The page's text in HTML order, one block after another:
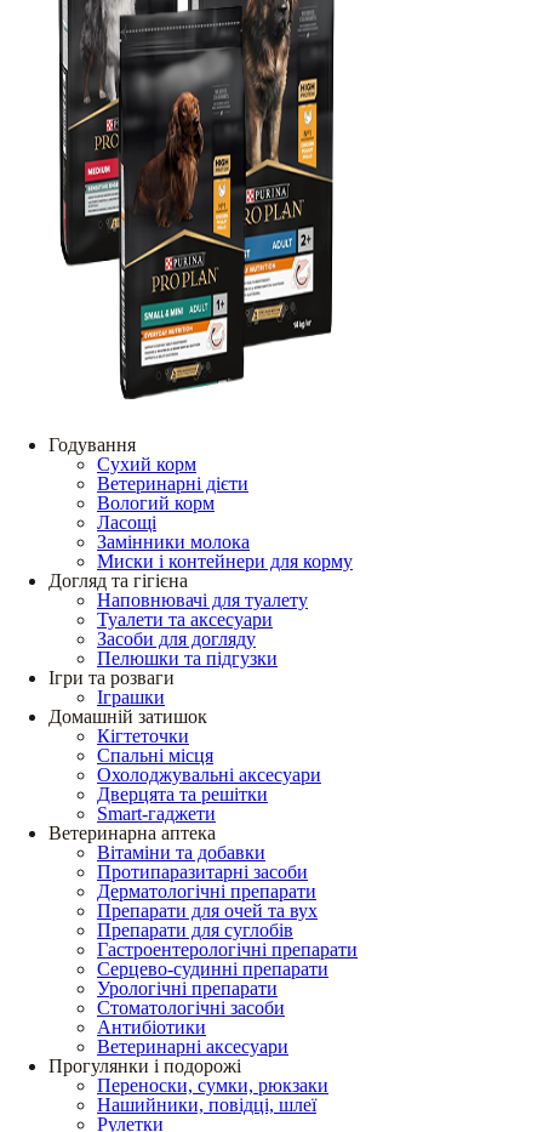
Годування
Сухий корм
Ветеринарні дієти
Вологий корм
Ласощі
Замінники молока
Миски і контейнери для корму
Догляд та гігієна
Наповнювачі для туалету
Туалети та аксесуари
Засоби для догляду
Пелюшки та підгузки
Ігри та розваги
Іграшки
Домашній затишок
Кігтеточки
Спальні місця
Охолоджувальні аксесуари
Дверцята та решітки
Smart-гаджети
Ветеринарна аптека
Вітаміни та добавки
Протипаразитарні засоби
Дерматологічні препарати
Препарати для очей та вух
Препарати для суглобів
Гастроентерологічні препарати
Серцево-судинні препарати
Урологічні препарати
Стоматологічні засоби
Антибіотики
Ветеринарні аксесуари
Прогулянки і подорожі
Переноски, сумки, рюкзаки
Нашийники, повідці, шлеї
Рулетки